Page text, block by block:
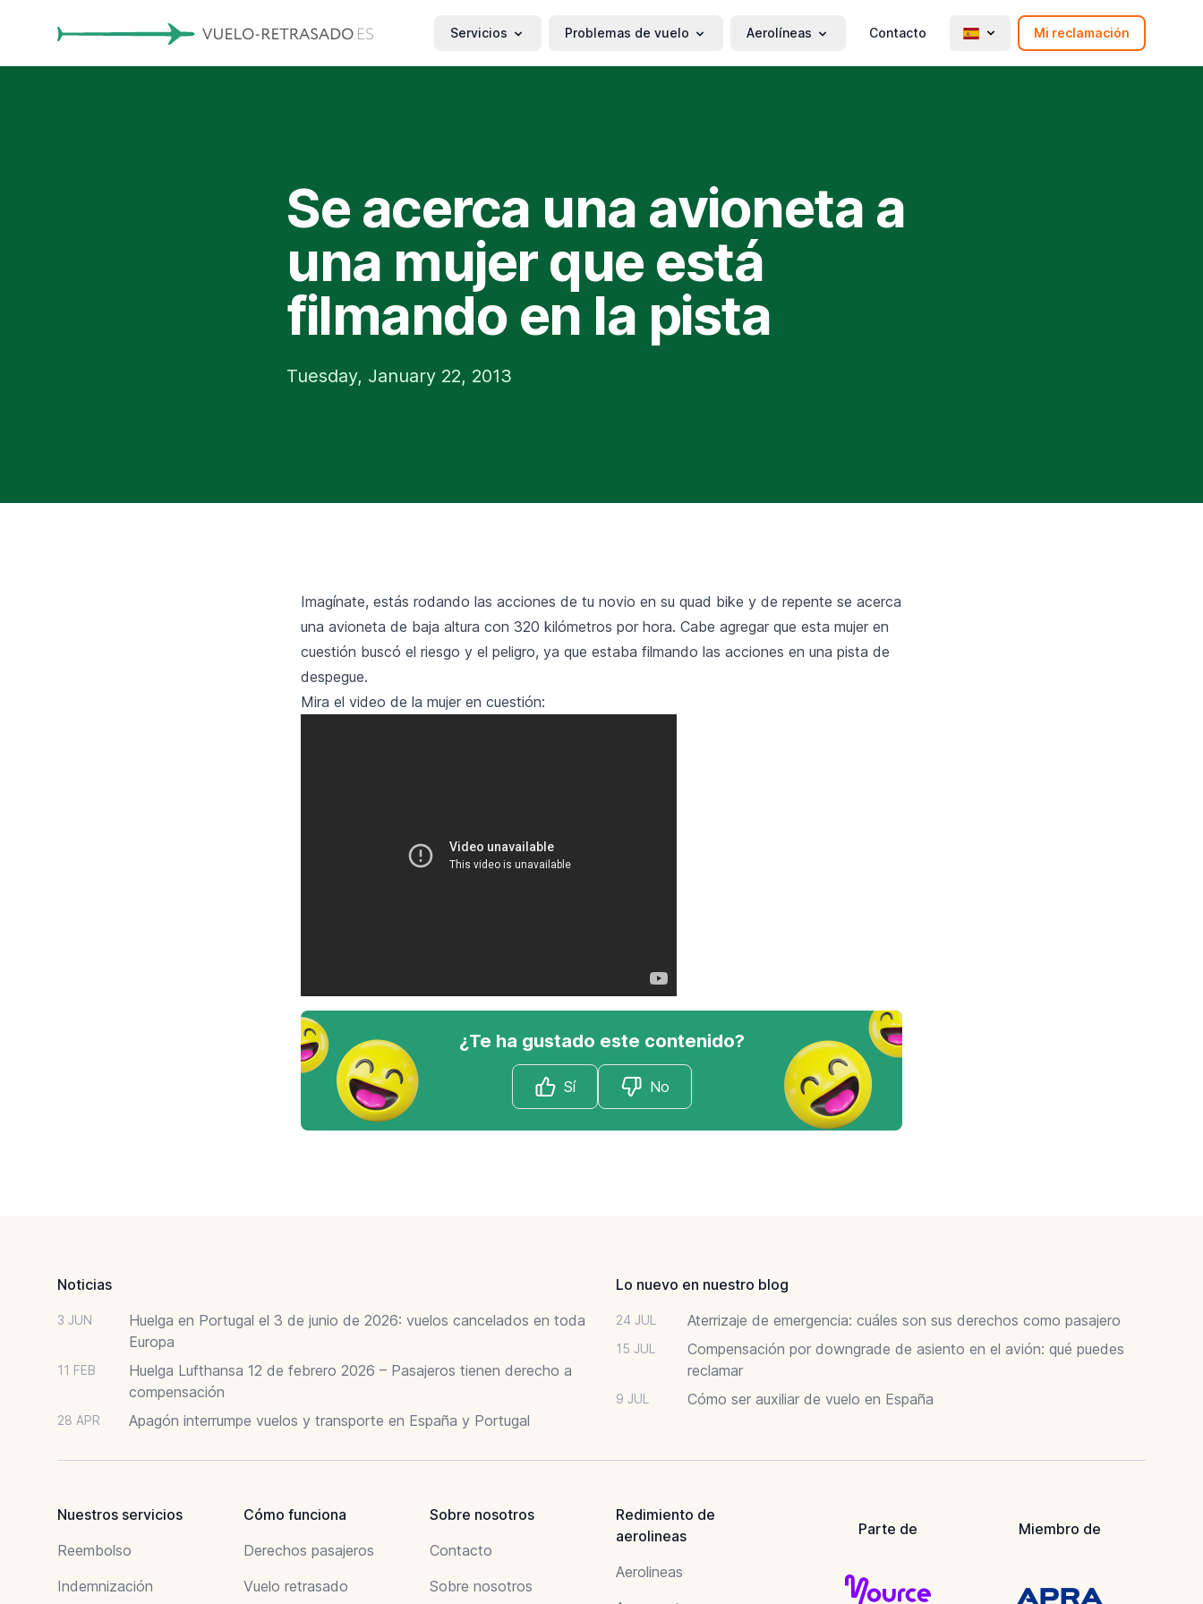
Servicios Problemas de vuelo Aerolíneas Contacto Mi reclamación
Se acerca una avioneta a
una mujer que está
filmando en la pista
Tuesday, January 22, 2013
Imagínate, estás rodando las acciones de tu novio en su quad bike y de repente se acerca
una avioneta de baja altura con 320 kilómetros por hora. Cabe agregar que esta mujer en
cuestión buscó el riesgo y el peligro, ya que estaba filmando las acciones en una pista de
despegue.
Mira el video de la mujer en cuestión:
¿Te ha gustado este contenido?
Sí No
Noticias
3 JUN
Huelga en Portugal el 3 de junio de 2026: vuelos cancelados en toda
Europa
11 FEB
Huelga Lufthansa 12 de febrero 2026 – Pasajeros tienen derecho a
compensación
28 APR Apagón interrumpe vuelos y transporte en España y Portugal
Lo nuevo en nuestro blog
24 JUL Aterrizaje de emergencia: cuáles son sus derechos como pasajero
15 JUL
Compensación por downgrade de asiento en el avión: qué puedes
reclamar
9 JUL Cómo ser auxiliar de vuelo en España
Nuestros servicios
Reembolso
Indemnización
Cómo funciona
Derechos pasajeros
Vuelo retrasado
Sobre nosotros
Contacto
Sobre nosotros
Redimiento de
aerolineas
Aerolineas
Parte de Miembro de